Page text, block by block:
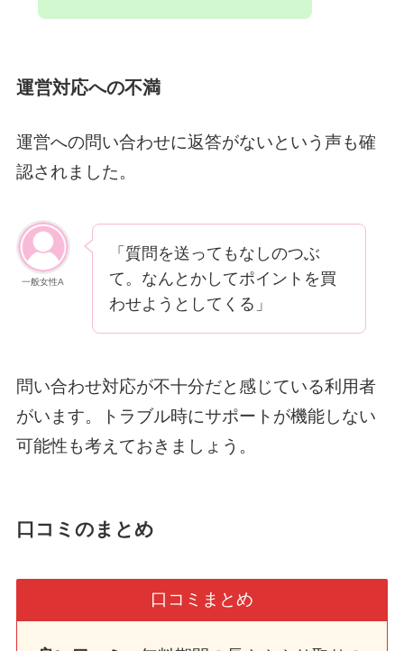
運営対応への不満
運営への問い合わせに返答がないという声も確
認されました。
一般女性A
「質問を送ってもなしのつぶ
て。なんとかしてポイントを買
わせようとしてくる」
問い合わせ対応が不十分だと感じている利用者
がいます。トラブル時にサポートが機能しない
可能性も考えておきましょう。
口コミのまとめ
口コミまとめ